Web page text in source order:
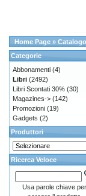
Home Page » Catalogo
Categorie
Abbonamenti (4)
Libri (2492)
Libri Scontati 30% (30)
Magazines-> (142)
Promozioni (19)
Gadgets (2)
Produttori
Ricerca Veloce
Usa parole chiave per